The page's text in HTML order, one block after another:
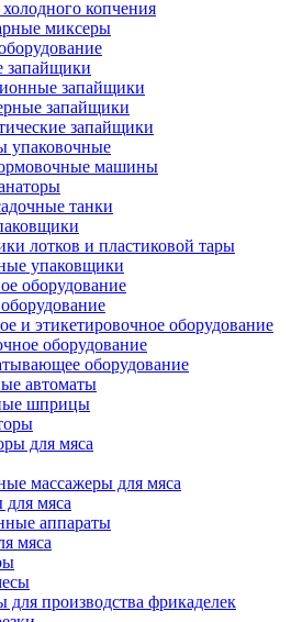
копчения
миксеры
запайщики
запайщики
запайщики
машины
танки
лотков и пластиковой тары
упаковщики
оборудование
и этикетировочное оборудование
оборудование
оборудование
автоматы
шприцы
для мяса
массажеры для мяса
для мяса
аппараты
мяса
производства фрикаделек